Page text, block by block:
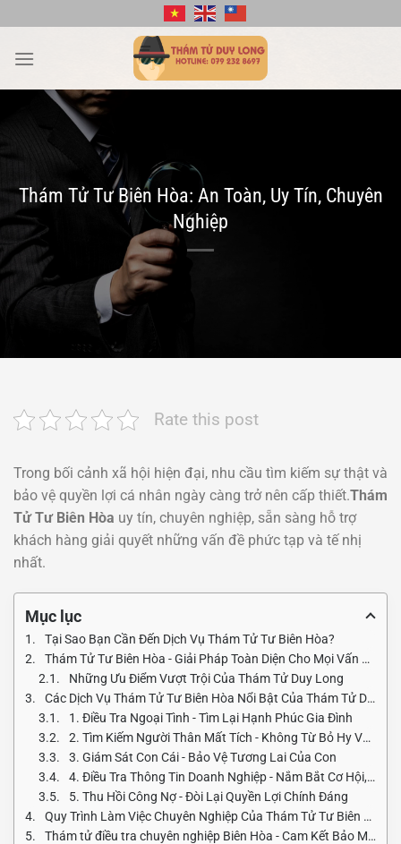
qua
nội
Thám Tử Tư Biên Hòa: An Toàn, Uy Tín, Chuyên
Nghiệp
Rate this post
Trong bối cảnh xã hội hiện đại, nhu cầu tìm kiếm sự thật và
bảo vệ quyền lợi cá nhân ngày càng trở nên cấp thiết.Thám
Tử Tư Biên Hòa uy tín, chuyên nghiệp, sẵn sàng hỗ trợ
khách hàng giải quyết những vấn đề phức tạp và tế nhị
nhất.
Mục lục
Tại Sao Bạn Cần Đến Dịch Vụ Thám Tử Tư Biên Hòa?
Thám Tử Tư Biên Hòa - Giải Pháp Toàn Diện Cho Mọi Vấn Đề Tại Biên Hòa
Những Ưu Điểm Vượt Trội Của Thám Tử Duy Long
Các Dịch Vụ Thám Tử Tư Biên Hòa Nổi Bật Của Thám Tử Duy Long
1. Điều Tra Ngoại Tình - Tìm Lại Hạnh Phúc Gia Đình
2. Tìm Kiếm Người Thân Mất Tích - Không Từ Bỏ Hy Vọng
3. Giám Sát Con Cái - Bảo Vệ Tương Lai Của Con
4. Điều Tra Thông Tin Doanh Nghiệp - Nắm Bắt Cơ Hội, Giảm Thiểu Rủi Ro
5. Thu Hồi Công Nợ - Đòi Lại Quyền Lợi Chính Đáng
Quy Trình Làm Việc Chuyên Nghiệp Của Thám Tử Tư Biên Hòa
Thám tử điều tra chuyên nghiệp Biên Hòa - Cam Kết Bảo Mật Tuyệt Đối